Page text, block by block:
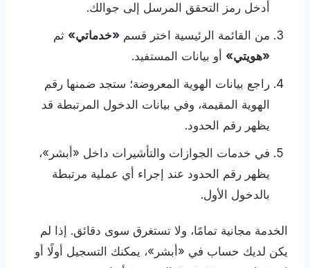
أدخل رمز التحقق المرسل إلى جوالك.
من القائمة الرئيسية اختر قسم «خدماتي» ثم
«هويتي» أو بيانات المستفيد.
راجع بيانات الهوية المعروضة؛ ستجد ضمنها رقم
الهوية المقيمة، وفي بيانات الدخول المرتبطة قد
يظهر رقم الحدود.
في خدمات الجوازات والتأشيرات داخل «أبشر»،
يظهر رقم الحدود عند إجراء أي عملية مرتبطة
بالدخول الأول.
الخدمة مجانية تمامًا، ولا تستغرق سوى دقائق. إذا لم
يكن لديك حساب في «أبشر»، يمكنك التسجيل أولًا أو